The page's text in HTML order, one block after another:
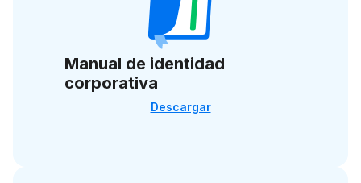
Manual de identidad
corporativa
Descargar